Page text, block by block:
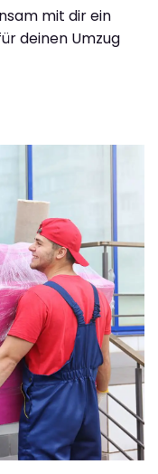
mit dir ein
deinen Umzug